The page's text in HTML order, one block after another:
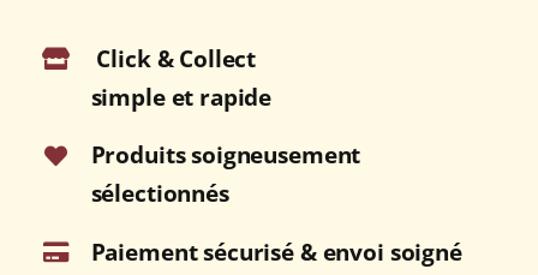
Click & Collect
simple et rapide
Produits soigneusement
sélectionnés
Paiement sécurisé & envoi soigné